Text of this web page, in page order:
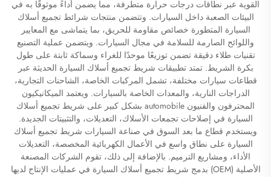
القوية عبر نطاقات درجات حرارة متطرفة، مما يضمن أداءً موثوقًا به في
البيئات الصعبة داخل السيارات. وتتضمن منتجات شرائط تجميع أسلاك
السيارة المتطورة خصائص مقاومة للحريق، بما يتماشى مع المعايير
واللوائح الصارمة للسلامة في مجال السيارات. ويتضمن عملية التصنيع
تقنيات طلاء دقيقة تضمن توزيعًا موحدًا للغراء وسماكة ثابتة على طول
بكرة الشريط. تمتد تطبيقات شريط تجميع أسلاك السيارة الحديثة عبر
قطاعات سيارات مختلفة، تشمل المركبات الخاصة، الشاحنات التجارية،
الدراجات النارية، والمعدات الخاصة بالسيارات. ويعتمد الميكانيكيون
المحترفون والفنيون automobile بشكل كبير على شريط تجميع أسلاك
السيارة في إصلاحات تجمعات الأسلاك، التعديلات، والتثبيتات الجديدة.
ويستخدم قطاع ما بعد السوق في صناعة السيارات شريط تجميع أسلاك
السيارة على نطاق واسع في الأعمال الكهربائية المخصصة، التعديلات
الأداء، ومشاريع الترميم. بالإضافة إلى ذلك، تقوم الشركات المصنعة
الأصلية (OEM) بدمج شريط تجميع أسلاك السيارة في عمليات الإنتاج لديها